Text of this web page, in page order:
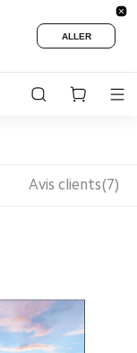
ALLER
Avis clients(7)